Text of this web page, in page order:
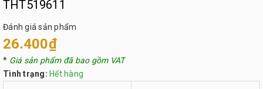
THT519611
Đánh giá sản phẩm
26.400₫
* Giá sản phẩm đã bao gồm VAT
Tình trạng: Hết hàng